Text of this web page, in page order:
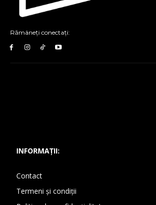
Rămâneți conectați:
INFORMAȚII:
Contact
Termeni și condiții